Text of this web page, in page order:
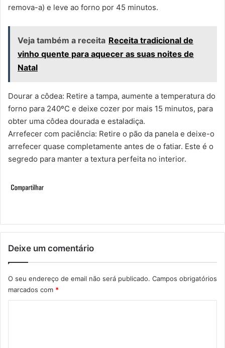
remova-a) e leve ao forno por 45 minutos.
Veja também a receita Receita tradicional de
vinho quente para aquecer as suas noites de
Natal
Dourar a côdea: Retire a tampa, aumente a temperatura do
forno para 240ºC e deixe cozer por mais 15 minutos, para
obter uma côdea dourada e estaladiça.
Arrefecer com paciência: Retire o pão da panela e deixe-o
arrefecer quase completamente antes de o fatiar. Este é o
segredo para manter a textura perfeita no interior.
Deixe um comentário
O seu endereço de email não será publicado. Campos obrigatórios
marcados com *